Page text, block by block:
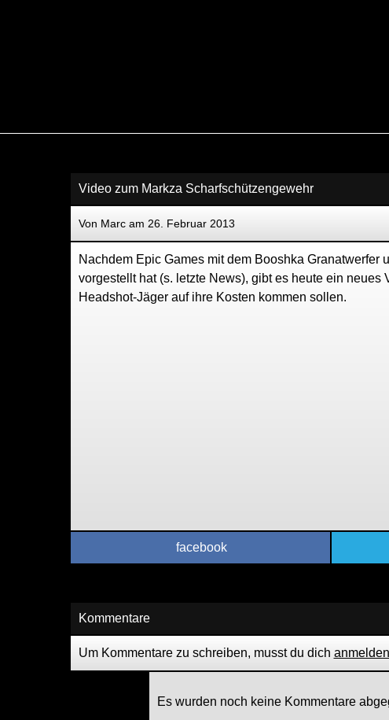
Video zum Markza Scharfschützengewehr
Von Marc am 26. Februar 2013
Nachdem Epic Games mit dem Booshka Granatwerfer
vorgestellt hat (s. letzte News), gibt es heute ein
Headshot-Jäger auf ihre Kosten kommen sollen.
facebook
Kommentare
Um Kommentare zu schreiben, musst du dich anmelden
Es wurden noch keine Kommentare